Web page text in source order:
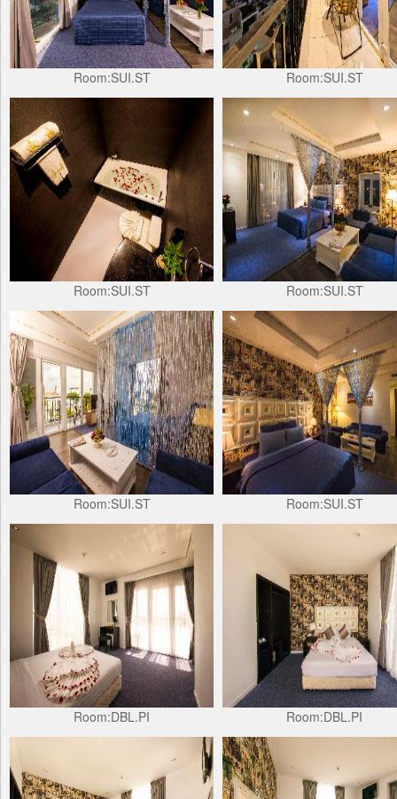
Room:SUI.ST Room:SUI.ST
Room:SUI.ST Room:SUI.ST
Room:SUI.ST Room:SUI.ST
Room:DBL.PI Room:DBL.PI